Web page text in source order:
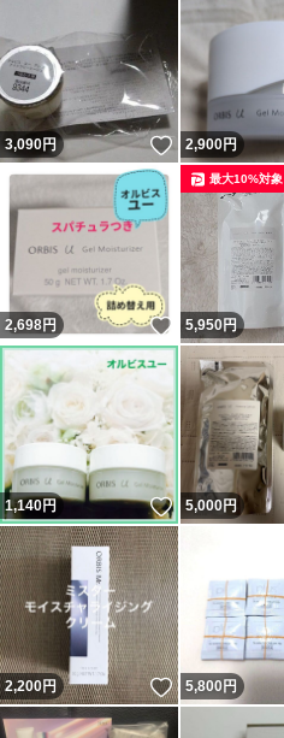
3,090円 いいね！
2,900円
2,698円 いいね！
5,950円
最大10%対象
1,140円 いいね！
5,000円
2,200円 いいね！
5,800 円